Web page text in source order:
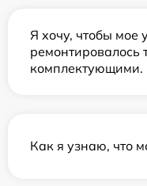
Я хочу, чтобы мое
комплектующими.
Как я узнаю, что